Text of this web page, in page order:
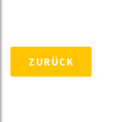
ZURÜCK